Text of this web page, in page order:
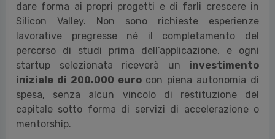
dare forma ai propri progetti e di farli crescere in
Silicon Valley. Non sono richieste esperienze
lavorative pregresse né il completamento del
percorso di studi prima dell’applicazione, e ogni
startup selezionata riceverà un investimento
iniziale di 200.000 eurocon piena autonomia di
spesa, senza alcun vincolo di restituzione del
capitale sotto forma di servizi di accelerazione o
mentorship.